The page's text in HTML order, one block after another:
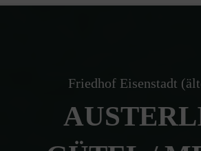
Friedhof Eisenstadt